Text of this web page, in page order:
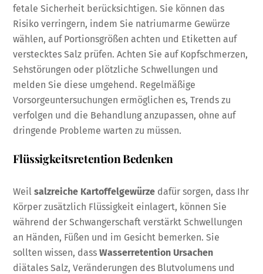
fetale Sicherheit berücksichtigen. Sie können das
Risiko verringern, indem Sie natriumarme Gewürze
wählen, auf Portionsgrößen achten und Etiketten auf
verstecktes Salz prüfen. Achten Sie auf Kopfschmerzen,
Sehstörungen oder plötzliche Schwellungen und
melden Sie diese umgehend. Regelmäßige
Vorsorgeuntersuchungen ermöglichen es, Trends zu
verfolgen und die Behandlung anzupassen, ohne auf
dringende Probleme warten zu müssen.
Flüssigkeitsretention Bedenken
Weilsalzreiche Kartoffelgewürze dafür sorgen, dass Ihr
Körper zusätzlich Flüssigkeit einlagert, können Sie
während der Schwangerschaft verstärkt Schwellungen
an Händen, Füßen und im Gesicht bemerken. Sie
sollten wissen, dassWasserretention Ursachen
diätales Salz, Veränderungen des Blutvolumens und